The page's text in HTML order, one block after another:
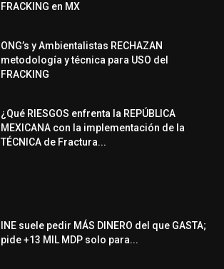
FRACKING en MX
ONG’s y Ambientalistas RECHAZAN
metodología y técnica para USO del
FRACKING
¿Qué RIESGOS enfrenta la REPÚBLICA
MEXICANA con la implementación de la
TÉCNICA de Fractura...
INE suele pedir MÁS DINERO del que GASTA;
pide +13 MIL MDP solo para...